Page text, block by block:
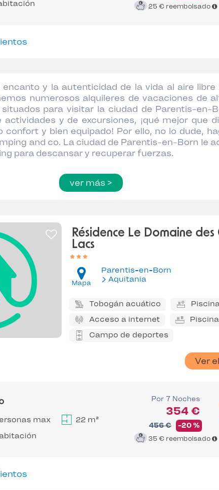
25 € reembolsado
y la autenticidad de la vida al aire libre
numerosos alquileres de vacaciones de
para visitar la ciudad de Parentis-en-
actividades y de excursiones, ¡qué mejor que
confort y bien equipado! Por ello, no lo dude,
and co. La ciudad de Parentis-en-Born le
para descansar y recuperar fuerzas.
ver más >
Résidence Le Domaine des
Lacs
Mapa
Parentis-en-Born
Aquitania
Tobogán acuático
Acceso a internet
Campo de deportes
Ver
max
22 m²
Por 7 Noches
354 €
456 € -20 %
35 € reembolsado